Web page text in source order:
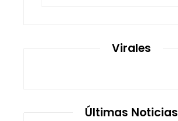
Virales
Últimas Noticias